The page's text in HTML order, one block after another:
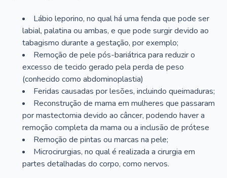
Lábio leporino, no qual há uma fenda que pode ser
labial, palatina ou ambas, e que pode surgir devido ao
tabagismo durante a gestação, por exemplo;
Remoção de pele pós-bariátrica para reduzir o
excesso de tecido gerado pela perda de peso
(conhecido como abdominoplastia)
Feridas causadas por lesões, incluindo queimaduras;
Reconstrução de mama em mulheres que passaram
por mastectomia devido ao câncer, podendo haver a
remoção completa da mama ou a inclusão de prótese
Remoção de pintas ou marcas na pele;
Microcirurgias, no qual é realizada a cirurgia em
partes detalhadas do corpo, como nervos.